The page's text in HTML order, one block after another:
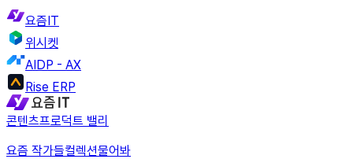
요즘IT
위시켓
AIDP - AX
Rise ERP
콘텐츠프로덕트 밸리
요즘 작가들컬렉션물어봐